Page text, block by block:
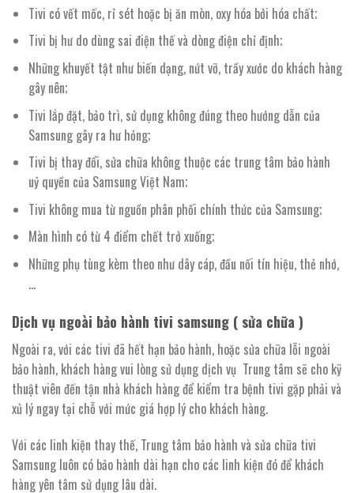
Tivi có vết mốc, rỉ sét hoặc bị ăn mòn, oxy hóa bởi hóa chất;
Tivi bị hư do dùng sai điện thế và dòng điện chỉ định;
Những khuyết tật như biến dạng, nứt vỡ, trầy xước do khách hàng
gây nên;
Tivi lắp đặt, bảo trì, sử dụng không đúng theo hướng dẫn của
Samsung gây ra hư hỏng;
Tivi bị thay đổi, sửa chữa không thuộc các trung tâm bảo hành
uỷ quyền của Samsung Việt Nam;
Tivi không mua từ nguồn phân phối chính thức của Samsung;
Màn hình có từ 4 điểm chết trở xuống;
Những phụ tùng kèm theo như dây cáp, đầu nối tín hiệu, thẻ nhớ,
…
Dịch vụ ngoài bảo hành tivi samsung ( sửa chữa )
Ngoài ra, với các tivi đã hết hạn bảo hành, hoặc sửa chữa lỗi ngoài
bảo hành, khách hàng vui lòng sử dụng dịch vụ Trung tâm sẽ cho kỹ
thuật viên đến tận nhà khách hàng để kiểm tra bệnh tivi gặp phải và
xủ lý ngay tại chỗ với mức giá hợp lý cho khách hàng.
Với các linh kiện thay thế, Trung tâm bảo hành và sửa chữa tivi
Samsung luôn có bảo hành dài hạn cho các linh kiện đó để khách
hàng yên tâm sử dụng lâu dài.